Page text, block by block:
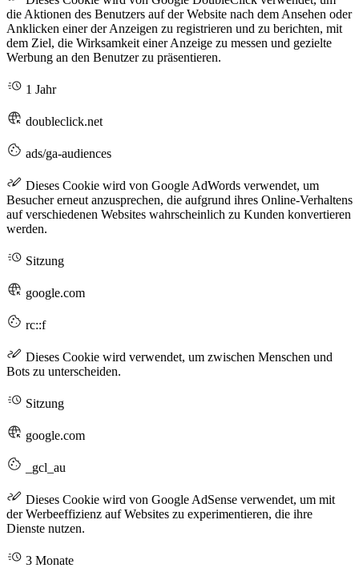
die Aktionen des Benutzers auf der Website nach dem Ansehen oder
Anklicken einer der Anzeigen zu registrieren und zu berichten, mit
dem Ziel, die Wirksamkeit einer Anzeige zu messen und gezielte
Werbung an den Benutzer zu präsentieren.
1 Jahr
doubleclick.net
ads/ga-audiences
Dieses Cookie wird von Google AdWords verwendet, um
Besucher erneut anzusprechen, die aufgrund ihres Online-Verhaltens
auf verschiedenen Websites wahrscheinlich zu Kunden konvertieren
werden.
Sitzung
google.com
rc::f
Dieses Cookie wird verwendet, um zwischen Menschen und
Bots zu unterscheiden.
Sitzung
google.com
_gcl_au
Dieses Cookie wird von Google AdSense verwendet, um mit
der Werbeeffizienz auf Websites zu experimentieren, die ihre
Dienste nutzen.
3 Monate